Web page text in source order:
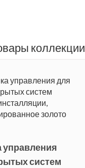
коллекции
управления
систем